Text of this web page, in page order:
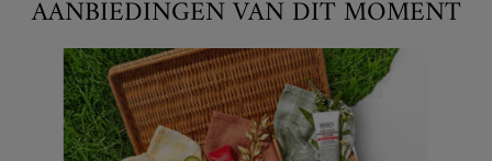
AANBIEDINGEN VAN DIT MOMENT